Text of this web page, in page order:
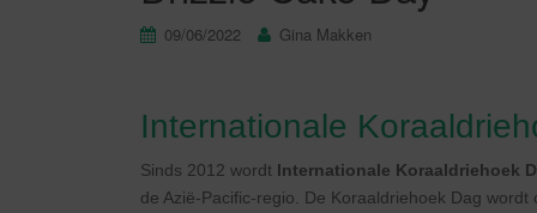
09/06/2022 Gina Makken
Internationale
Sinds 2012 wordt Internationale Koraaldriehoek
de Azië-Pacific-regio. De Koraaldriehoek Dag